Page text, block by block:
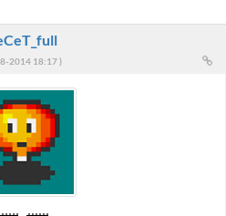
2014 18:17 )